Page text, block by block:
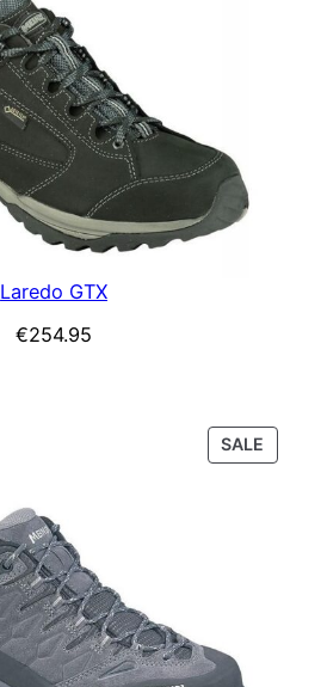
Laredo GTX
€254.95
SALE
IN